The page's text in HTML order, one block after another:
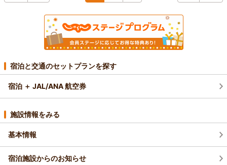
宿泊と交通のセットプランを探す
宿泊 ＋ JAL/ANA 航空券
施設情報をみる
基本情報
宿泊施設からのお知らせ